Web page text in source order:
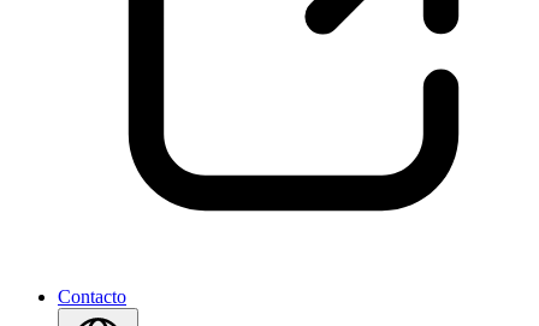
Contacto